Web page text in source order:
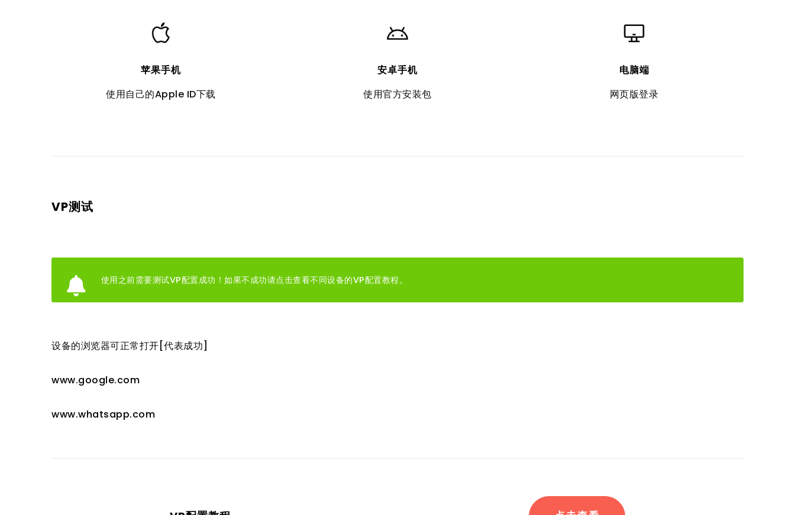
苹果手机
使用自己的Apple ID下载
安卓手机
使用官方安装包
电脑端
网页版登录
VP测试
使用之前需要测试VP配置成功！如果不成功请点击查看不同设备的VP配置教程。
设备的浏览器可正常打开[代表成功]
www.google.com
www.whatsapp.com